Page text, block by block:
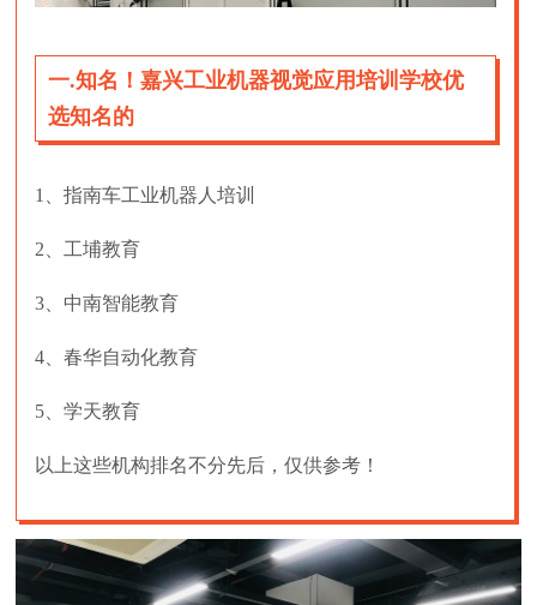
一.知名！嘉兴工业机器视觉应用培训学校优
选知名的
1、指南车工业机器人培训
2、工埔教育
3、中南智能教育
4、春华自动化教育
5、学天教育
以上这些机构排名不分先后，仅供参考！